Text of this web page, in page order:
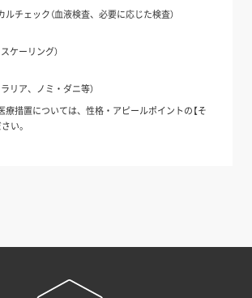
チェック（血液検査、必要に応じた検査）
ケーリング）
リア、ノミ・ダニ等）
療措置については、性格・アピールポイントの【そ
い。